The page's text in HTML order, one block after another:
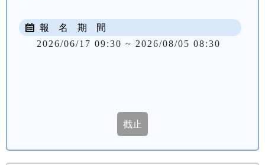
報 名 期 間
2026/06/17 09:30 ~ 2026/08/05 08:30